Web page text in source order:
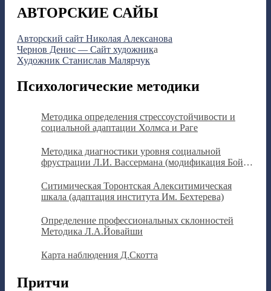
АВТОРСКИЕ САЙЫ
Авторский сайт Николая Алексанова
Чернов Денис — Сайт художника
Художник Станислав Малярчук
Психологические методики
Методика определения стрессоустойчивости и
социальной адаптации Холмса и Раге
Методика диагностики уровня социальной
фрустрации Л.И. Вассермана (модификация Бойко
Ситимическая Торонтская Алекситимическая
шкала (адаптация института Им. Бехтерева)
Определение профессиональных склонностей
Методика Л.А.Йовайши
Карта наблюдения Д.Скотта
Притчи